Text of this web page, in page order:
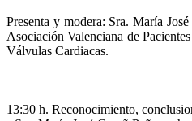
Presenta y modera: Sra. María
Asociación Valenciana de
Válvulas Cardiacas.
13:30 h. Reconocimiento,